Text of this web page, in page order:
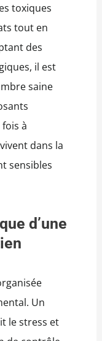
toxiques
tout en
des
il est
saine
à
dans la
sensibles
d’une
Un
le stress et